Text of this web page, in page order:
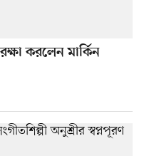
করলেন মার্কিন